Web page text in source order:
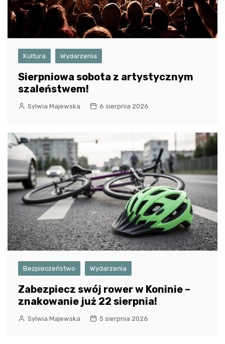
Kultura Wydarzenia
Sierpniowa sobota z artystycznym
szaleństwem!
Sylwia Majewska 6 sierpnia 2026
Bezpieczeństwo Wydarzenia
Zabezpiecz swój rower w Koninie –
znakowanie już 22 sierpnia!
Sylwia Majewska 5 sierpnia 2026